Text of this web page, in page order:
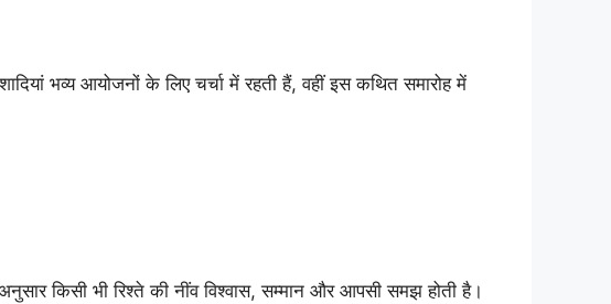
भव्य आयोजनों के लिए चर्चा में रहती हैं, वहीं इस कथित समारोह में
किसी भी रिश्ते की नींव विश्वास, सम्मान और आपसी समझ होती है।